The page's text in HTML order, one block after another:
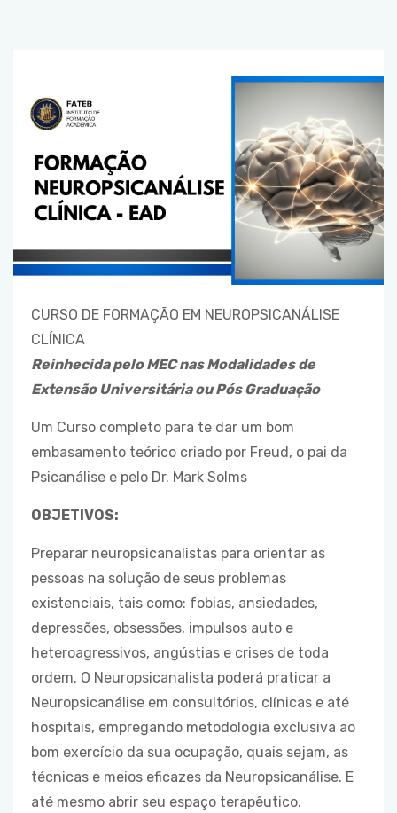
CURSO DE FORMAÇÃO EM NEUROPSICANÁLISE
CLÍNICA
Reinhecida pelo MEC nas Modalidades de
Extensão Universitária ou Pós Graduação
Um Curso completo para te dar um bom
embasamento teórico criado por Freud, o pai da
Psicanálise e pelo Dr. Mark Solms
OBJETIVOS:
Preparar neuropsicanalistas para orientar as
pessoas na solução de seus problemas
existenciais, tais como: fobias, ansiedades,
depressões, obsessões, impulsos auto e
heteroagressivos, angústias e crises de toda
ordem. O Neuropsicanalista poderá praticar a
Neuropsicanálise em consultórios, clínicas e até
hospitais, empregando metodologia exclusiva ao
bom exercício da sua ocupação, quais sejam, as
técnicas e meios eficazes da Neuropsicanálise. E
até mesmo abrir seu espaço terapêutico.